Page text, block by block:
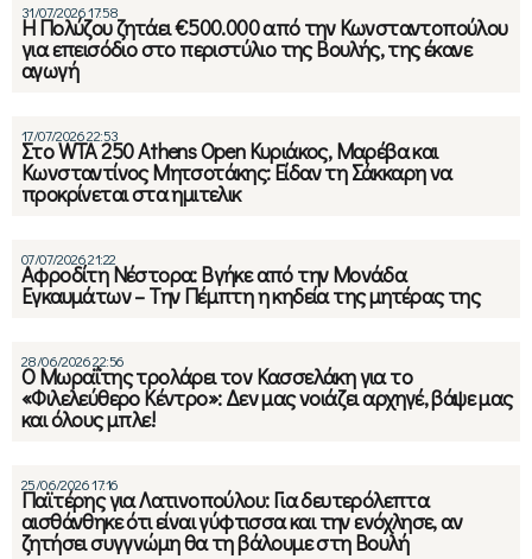
31/07/2026 17:58
Η Πολύζου ζητάει €500.000 από την Κωνσταντοπούλου
για επεισόδιο στο περιστύλιο της Βουλής, της έκανε
αγωγή
17/07/2026 22:53
Στο WTA 250 Athens Open Κυριάκος, Μαρέβα και
Κωνσταντίνος Μητσοτάκης: Είδαν τη Σάκκαρη να
προκρίνεται στα ημιτελικ
07/07/2026 21:22
Αφροδίτη Νέστορα: Βγήκε από την Μονάδα
Εγκαυμάτων – Την Πέμπτη η κηδεία της μητέρας της
28/06/2026 22:56
Ο Μωραΐτης τρολάρει τον Κασσελάκη για το
«Φιλελεύθερο Κέντρο»: Δεν μας νοιάζει αρχηγέ, βάψε μας
και όλους μπλε!
25/06/2026 17:16
Παϊτέρης για Λατινοπούλου: Για δευτερόλεπτα
αισθάνθηκε ότι είναι γύφτισσα και την ενόχλησε, αν
ζητήσει συγγνώμη θα τη βάλουμε στη Βουλή